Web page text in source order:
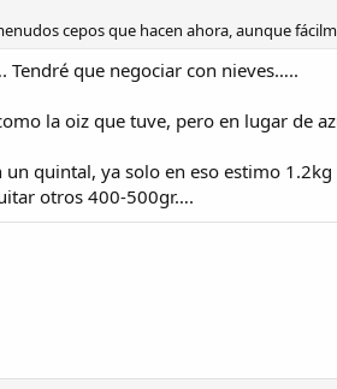
cepos que hacen ahora, aunque
que negociar con nieves…..
la oiz que tuve, pero en lugar de
quintal, ya solo en eso estimo 1.2kg
otros 400-500gr….